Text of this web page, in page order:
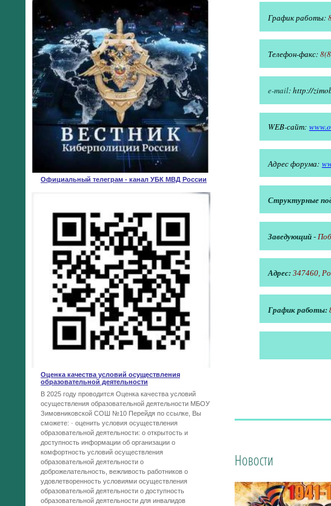
Официальный телеграм - канал УБК МВД России
Оценка качества условий осуществления
образовательной деятельности
В 2025 году проводится Оценка качества условий
осуществления образовательной деятельности МБОУ
Зимовниковской СОШ №10 Перейдя по ссылке, Вы
сможете: · оценить условия осуществления
образовательной деятельности: o открытость и
доступность информации об организации o
комфортность условий осуществления
образовательной деятельности o
доброжелательность, вежливость работников o
удовлетворенность условиями осуществления
образовательной деятельности o доступность
образовательной деятельности для инвалидов
График работы:
Телефон-факс:
e-mail: http://
WEB-сайт:
Адрес форума:
Структурные
Заведующий-
Адрес: 347460,
График работы:
Новости